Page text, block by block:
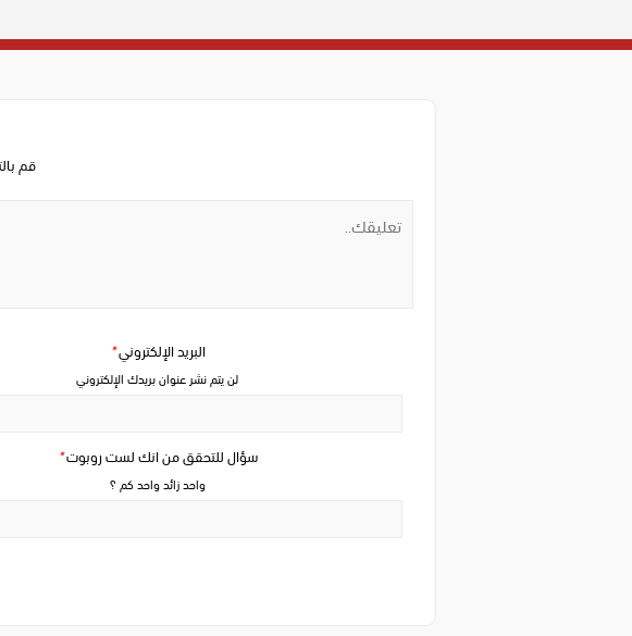
قم
سؤال للتحقق من انك لست روبوت*
واحد زائد واحد كم ؟
البريد الإلكتروني*
لن يتم نشر عنوان بريدك الإلكتروني